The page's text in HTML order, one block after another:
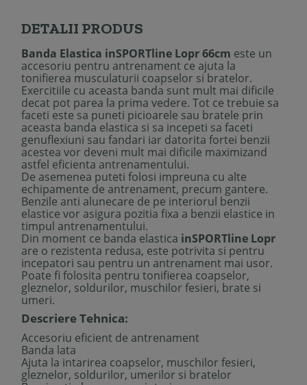
DETALII PRODUS
Banda Elastica inSPORTline Lopr 66cm este un
accesoriu pentru antrenament ce ajuta la
tonifierea musculaturii coapselor si bratelor.
Exercitiile cu aceasta banda sunt mult mai dificile
decat pot parea la prima vedere. Tot ce trebuie sa
faceti este sa puneti picioarele sau bratele prin
aceasta banda elastica si sa incepeti sa faceti
genuflexiuni sau fandari iar datorita fortei benzii
acestea vor deveni mult mai dificile maximizand
astfel eficienta antrenamentului.
De asemenea puteti folosi impreuna cu alte
echipamente de antrenament, precum gantere.
Benzile anti alunecare de pe interiorul benzii
elastice vor asigura pozitia fixa a benzii elastice in
timpul antrenamentului.
Din moment ce banda elastica inSPORTline Lopr
are o rezistenta redusa, este potrivita si pentru
incepatori sau pentru un antrenament mai usor.
Poate fi folosita pentru tonifierea coapselor,
gleznelor, soldurilor, muschilor fesieri, brate si
umeri.
Descriere Tehnica:
Accesoriu eficient de antrenament
Banda lata
Ajuta la intarirea coapselor, muschilor fesieri,
gleznelor, soldurilor, umerilor si bratelor